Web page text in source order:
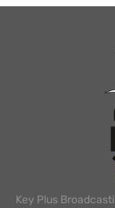
Key Plus